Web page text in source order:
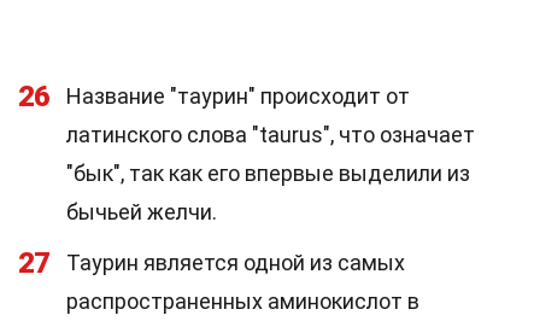
26
Название "таурин" происходит от
латинского слова "taurus", что означает
"бык", так как его впервые выделили из
бычьей желчи.
27
Таурин является одной из самых
распространенных аминокислот в